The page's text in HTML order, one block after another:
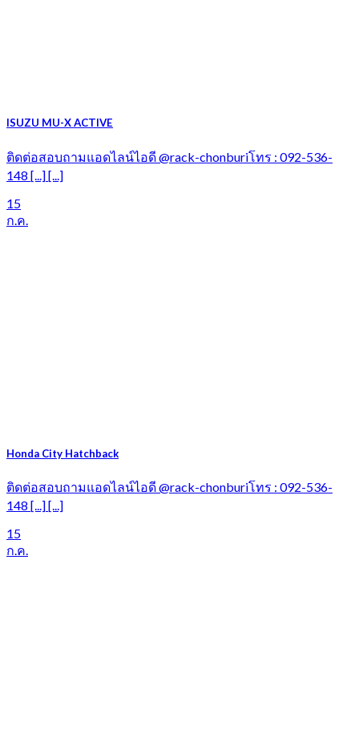
ISUZU MU-X ACTIVE
ติดต่อสอบถามแอดไลน์ไอดี @rack-chonburiโทร : 092-536-
148 [...] [...]
15
ก.ค.
Honda City Hatchback
ติดต่อสอบถามแอดไลน์ไอดี @rack-chonburiโทร : 092-536-
148 [...] [...]
15
ก.ค.